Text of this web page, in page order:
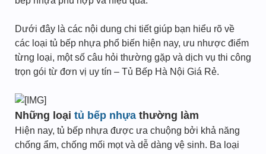
Dưới đây là các nội dung chi tiết giúp bạn hiểu rõ về
các loại tủ bếp nhựa phổ biến hiện nay, ưu nhược điểm
từng loại, một số câu hỏi thường gặp và dịch vụ thi công
trọn gói từ đơn vị uy tín – Tủ Bếp Hà Nội Giá Rẻ.
Những loại tủ bếp nhựa thường làm
Hiện nay, tủ bếp nhựa được ưa chuộng bởi khả năng
chống ẩm, chống mối mọt và dễ dàng vệ sinh. Ba loại